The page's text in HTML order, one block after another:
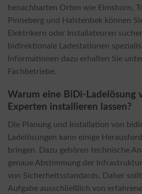
benachbarten Orten wie Elmshorn,
Pinneberg und Halstenbek können
Elektrikern oder Installateuren
bidirektionale Ladestationen
Informationen dazu erhalten Sie
Fachbetriebe.
Warum eine BiDi-Ladelösung
Experten installieren lassen?
Die Planung und Installation von
Ladelösungen kann einige
bringen. Dazu gehören technische
genaue Abstimmung der
von Sicherheitsstandards. Daher
Aufgabe ausschließlich von